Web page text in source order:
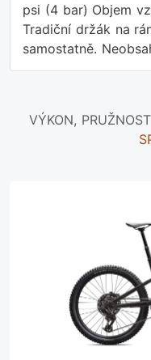
psi (4 bar) Objem
Tradiční držák na
samostatně.
VÝKON,